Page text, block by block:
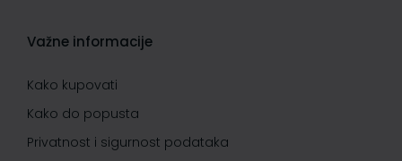
Važne informacije
Kako kupovati
Kako do popusta
Privatnost i sigurnost podataka